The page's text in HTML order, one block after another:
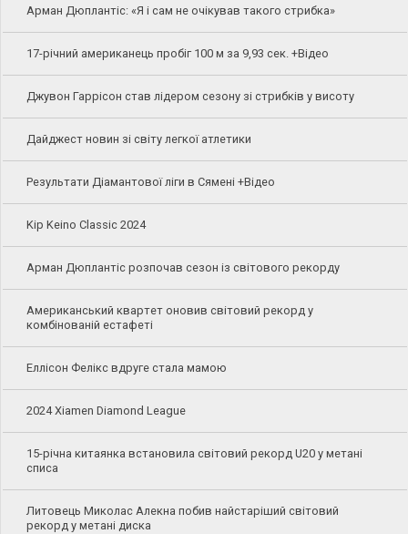
Арман Дюплантіс: «Я і сам не очікував такого стрибка»
17-річний американець пробіг 100 м за 9,93 сек. +Відео
Джувон Гаррісон став лідером сезону зі стрибків у висоту
Дайджест новин зі світу легкої атлетики
Результати Діамантової ліги в Сямені +Відео
Kip Keino Classic 2024
Арман Дюплантіс розпочав сезон із світового рекорду
Американський квартет оновив світовий рекорд у
комбінованій естафеті
Еллісон Фелікс вдруге стала мамою
2024 Xiamen Diamond League
15-річна китаянка встановила світовий рекорд U20 у метані
списа
Литовець Миколас Алекна побив найстаріший світовий
рекорд у метані диска